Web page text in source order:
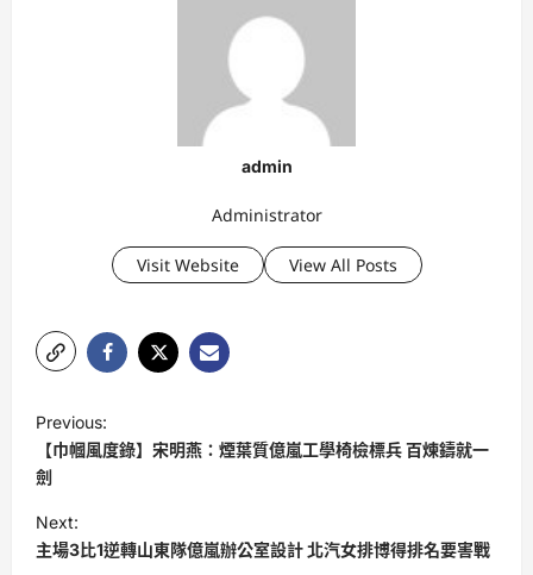
admin
Administrator
Visit Website View All Posts
o
s
t
n
Previous:
【巾幗風度錄】宋明燕：煙葉質億嵐工學椅檢標兵 百煉鑄就一
劍
Next:
主場3比1逆轉山東隊億嵐辦公室設計 北汽女排博得排名要害戰